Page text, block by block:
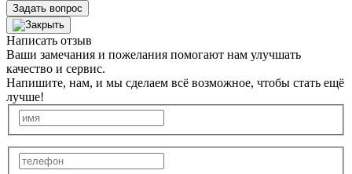
Задать вопрос
Написать отзыв
Ваши замечания и пожелания помогают нам улучшать
качество и сервис.
Напишите, нам, и мы сделаем всё возможное, чтобы стать ещё
лучше!